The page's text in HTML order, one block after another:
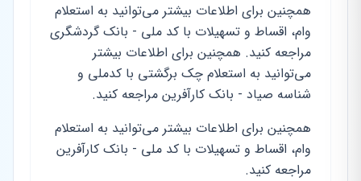
همچنین برای اطلاعات بیشتر می‌توانید به استعلام
وام، اقساط و تسهیلات با کد ملی - بانک گردشگری
مراجعه کنید. همچنین برای اطلاعات بیشتر
می‌توانید به استعلام چک برگشتی با کدملی و
شناسه صیاد - بانک کارآفرین مراجعه کنید.
همچنین برای اطلاعات بیشتر می‌توانید به استعلام
وام، اقساط و تسهیلات با کد ملی - بانک کارآفرین
مراجعه کنید.